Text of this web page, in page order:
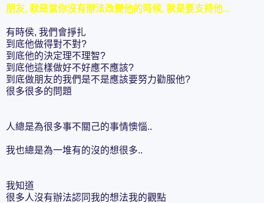
朋友, 就是當你沒有辦法改變他的時候, 就是要支持他...
有時侯, 我們會掙扎
到底他做得對不對?
到底他的決定理不理智?
到底他這樣做好不好應不應該?
到底做朋友的我們是不是應該要努力勸服他?
很多很多的問題
人總是為很多事不關己的事情懊惱..
我也總是為一堆有的沒的想很多..
我知道
很多人沒有辦法認同我的想法我的觀點